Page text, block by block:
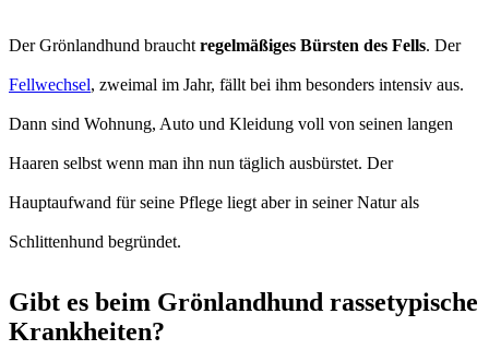
Der Grönlandhund braucht regelmäßiges Bürsten des Fells. Der
Fellwechsel, zweimal im Jahr, fällt bei ihm besonders intensiv aus.
Dann sind Wohnung, Auto und Kleidung voll von seinen langen
Haaren selbst wenn man ihn nun täglich ausbürstet. Der
Hauptaufwand für seine Pflege liegt aber in seiner Natur als
Schlittenhund begründet.
Gibt es beim Grönlandhund rassetypische
Krankheiten?